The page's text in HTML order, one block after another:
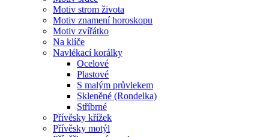
Motiv strom života
Motiv znamení horoskopu
Motiv zvířátko
Na klíče
Navlékací korálky
Ocelové
Plastové
S malým průvlekem
Skleněné (Rondelka)
Stříbrné
Přívěsky křížek
Přívěsky motýl